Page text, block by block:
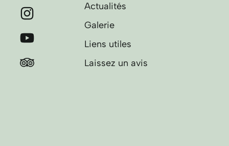
Actualités
Galerie
Liens utiles
Laissez un avis